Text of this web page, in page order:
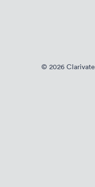
© 2026 Clarivate